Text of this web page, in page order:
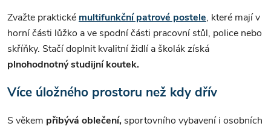
Zvažte praktické multifunkční patrové postele, které mají v
horní části lůžko a ve spodní části pracovní stůl, police nebo
skříňky. Stačí doplnit kvalitní židlí a školák získá
plnohodnotný studijní koutek.
Více úložného prostoru než kdy dřív
S věkem přibývá oblečení, sportovního vybavení i osobních